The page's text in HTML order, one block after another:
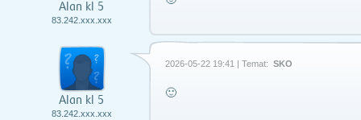
Alan kl 5
83.242.xxx.xxx
Alan kl 5
83.242.xxx.xxx
2026-05-22 19:41 | Temat: SKO
🙂